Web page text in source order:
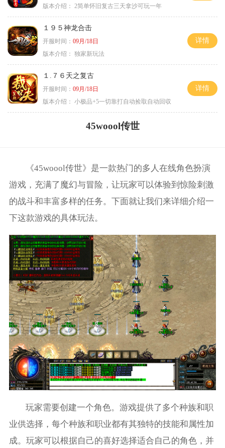
版本介绍：
2简单怀旧复古三天拿沙可玩一年
１９５神龙合击
开服时间： 09月/18日
版本介绍： 独家新玩法
详情
１.７６天之复古
开服时间： 09月/18日
版本介绍： 小极品+5一切靠打自动捡取自动回収
详情
45woool传世
《45woool传世》是一款热门的多人在线角色扮演
游戏，充满了魔幻与冒险，让玩家可以体验到惊险刺激
的战斗和丰富多样的任务。下面就让我们来详细介绍一
下这款游戏的具体玩法。
玩家需要创建一个角色。游戏提供了多个种族和职
业供选择，每个种族和职业都有其独特的技能和属性加
成。玩家可以根据自己的喜好选择适合自己的角色，并